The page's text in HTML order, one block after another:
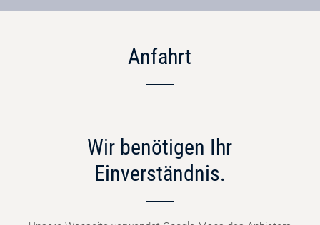
Anfahrt
Wir benötigen Ihr
Einverständnis.